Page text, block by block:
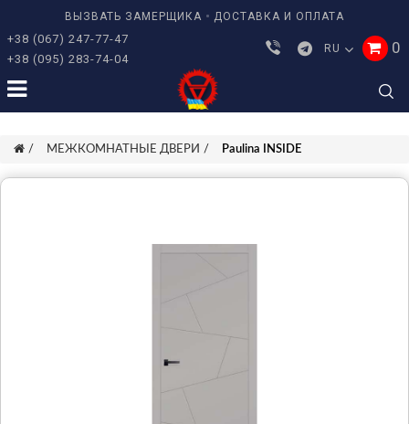
ВЫЗВАТЬ ЗАМЕРЩИКА ДОСТАВКА И ОПЛАТА
+38 (067) 247-77-47
+38 (095) 283-74-04
RU 0
МЕЖКОМНАТНЫЕ ДВЕРИ Paulina INSIDE